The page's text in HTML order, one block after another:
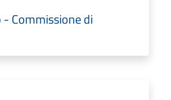
Commissione di